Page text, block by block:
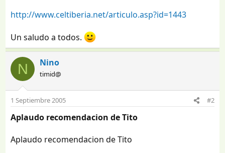
http://www.celtiberia.net/articulo.asp?id=1443
Un saludo a todos.
N Nino
timid@
1 Septiembre 2005 #2
Aplaudo recomendacion de Tito
Aplaudo recomendacion de Tito